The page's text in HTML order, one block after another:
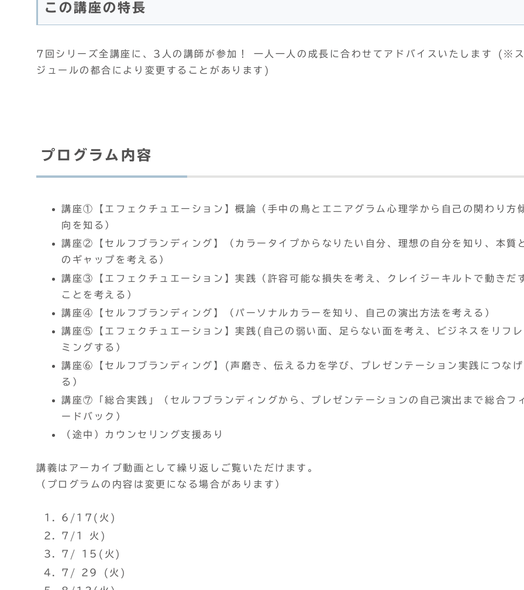
この講座の特長
7回シリーズ全講座に、3人の講師が参加！ 一人一人の成長に合わせてアドバイスいたします (※
ジュールの都合により変更することがあります)
プログラム内容
講座①【エフェクチュエーション】概論（手中の鳥とエニアグラム心理学から自己の関わり方
向を知る）
講座②【セルフブランディング】（カラータイプからなりたい自分、理想の自分を知り、本質
のギャップを考える）
講座③【エフェクチュエーション】実践（許容可能な損失を考え、クレイジーキルトで動きだ
ことを考える）
講座④【セルフブランディング】（パーソナルカラーを知り、自己の演出方法を考える）
講座⑤【エフェクチュエーション】実践(自己の弱い面、足らない面を考え、ビジネスをリフ
ミングする）
講座⑥【セルフブランディング】(声磨き、伝える力を学び、プレゼンテーション実践につなげ
る）
講座⑦「総合実践」（セルフブランディングから、プレゼンテーションの自己演出まで総合フ
ードバック）
（途中）カウンセリング支援あり
講義はアーカイブ動画として繰り返しご覧いただけます。
（プログラムの内容は変更になる場合があります）
6/17(火)
7/1 火)
7/ 15(火)
7/ 29 (火)